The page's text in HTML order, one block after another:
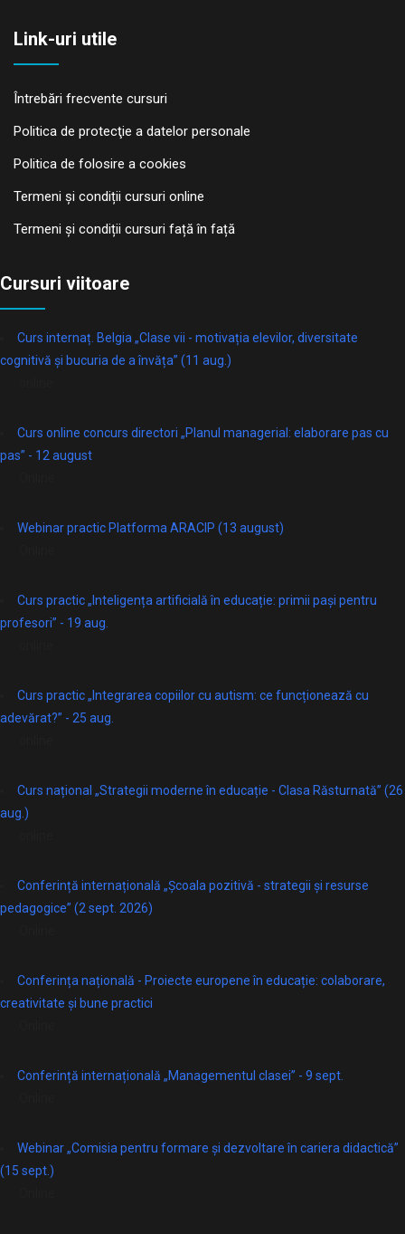
Link-uri utile
Întrebări frecvente cursuri
Politica de protecţie a datelor personale
Politica de folosire a cookies
Termeni și condiții cursuri online
Termeni și condiții cursuri față în față
Cursuri viitoare
Curs internaț. Belgia „Clase vii - motivația elevilor, diversitate
cognitivă și bucuria de a învăța” (11 aug.)
Curs online concurs directori „Planul managerial: elaborare pas cu
pas” - 12 august
Webinar practic Platforma ARACIP (13 august)
Curs practic „Inteligența artificială în educație: primii pași pentru
profesori” - 19 aug.
Curs practic „Integrarea copiilor cu autism: ce funcționează cu
adevărat?” - 25 aug.
Curs național „Strategii moderne în educație - Clasa Răsturnată” (26
aug.)
Conferință internațională „Școala pozitivă - strategii și resurse
pedagogice” (2 sept. 2026)
Conferința națională - Proiecte europene în educație: colaborare,
creativitate și bune practici
Conferință internațională „Managementul clasei” - 9 sept.
Webinar „Comisia pentru formare și dezvoltare în cariera didactică”
(15 sept.)